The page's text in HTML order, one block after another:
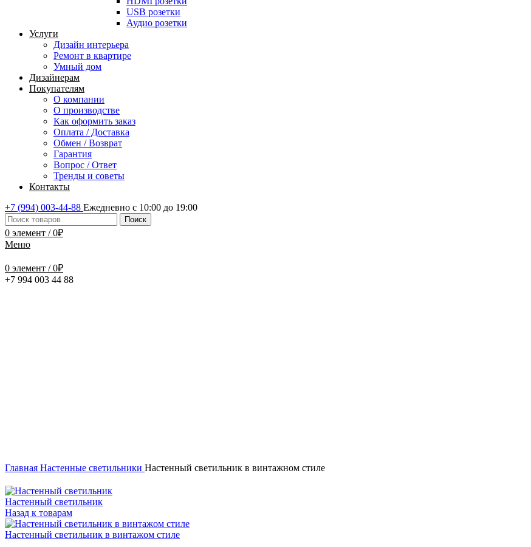
USB розетки
Аудио розетки
Услуги
Дизайн интерьера
Ремонт в квартире
Умный дом
Дизайнерам
Покупателям
О компании
О производстве
Как оформить заказ
Оплата / Доставка
Обмен / Возврат
Гарантия
Вопрос / Ответ
Тренды и советы
Контакты
+7 (994) 003-44-88 Ежедневно с 10:00 до 19:00
Поиск
0 элемент / 0₽
Меню
0 элемент / 0₽
+7 994 003 44 88
Главная Настенные светильники Настенный светильник в винтажном стиле
Настенный светильник
Назад к товарам
Настенный светильник в винтажом стиле